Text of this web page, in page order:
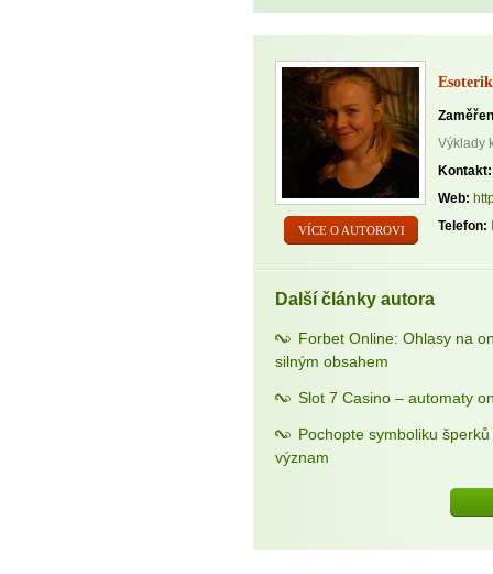
VÍCE O AUTOROVI
Výklady
Kontakt:
Web:
Telefon:
Další články autora
Forbet Online: Ohlasy na
silným obsahem
Slot 7 Casino – automaty
Pochopte symboliku
význam